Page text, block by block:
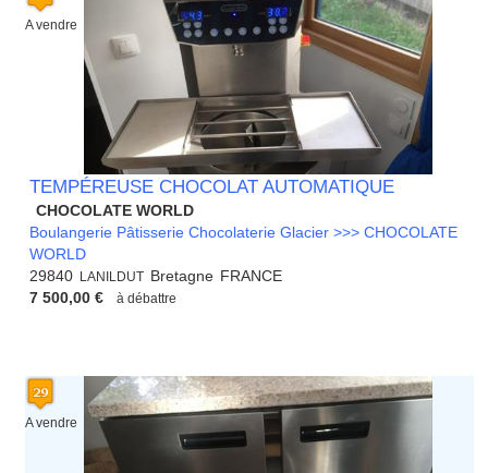
A vendre
TEMPÉREUSE CHOCOLAT AUTOMATIQUE
CHOCOLATE WORLD
Boulangerie Pâtisserie Chocolaterie Glacier >>> CHOCOLATE
WORLD
29840
LANILDUT Bretagne FRANCE
7 500,00 €
à débattre
A vendre